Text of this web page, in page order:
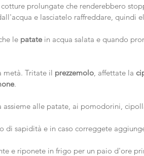
prolungate che renderebbero
e lasciatelo raffreddare, quindi
le patate in acqua salata e quando
metà. Tritate il prezzemolo, affettate la
.
assieme alle patate, ai pomodorini,
di sapidità e in caso correggete
e riponete in frigo per un paio d'ore